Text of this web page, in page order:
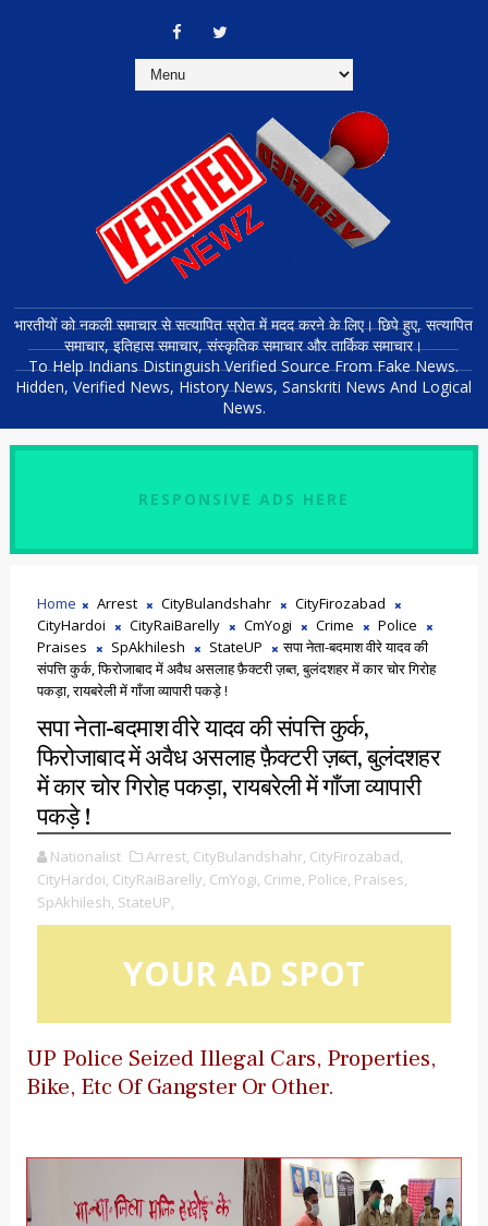
भारतीयों को नकली समाचार से सत्यापित स्रोत में मदद करने के लिए। छिपे हुए, सत्यापित
समाचार, इतिहास समाचार, संस्कृतिक समाचार और तार्किक समाचार।
To Help Indians Distinguish Verified Source From Fake News.
Hidden, Verified News, History News, Sanskriti News And Logical
News.
RESPONSIVE ADS HERE
Home Arrest CityBulandshahr
CityFirozabad
CityHardoi
CityRaiBarelly CmYogi Crime
Police
Praises
SpAkhilesh StateUP
सपा नेता-बदमाश वीरे यादव की
संपत्ति कुर्क, फिरोजाबाद में अवैध असलाह फ़ैक्टरी ज़ब्त, बुलंदशहर में कार चोर गिरोह
पकड़ा, रायबरेली में गाँजा व्यापारी पकड़े !
सपा नेता-बदमाश वीरे यादव की संपत्ति कुर्क,
फिरोजाबाद में अवैध असलाह फ़ैक्टरी ज़ब्त, बुलंदशहर
में कार चोर गिरोह पकड़ा, रायबरेली में गाँजा व्यापारी
पकड़े !
Nationalist Arrest, CityBulandshahr, CityFirozabad,
CityHardoi, CityRaiBarelly, CmYogi, Crime, Police, Praises,
SpAkhilesh, StateUP,
YOUR AD SPOT
UP Police Seized Illegal Cars, Properties,
Bike, Etc Of Gangster Or Other.